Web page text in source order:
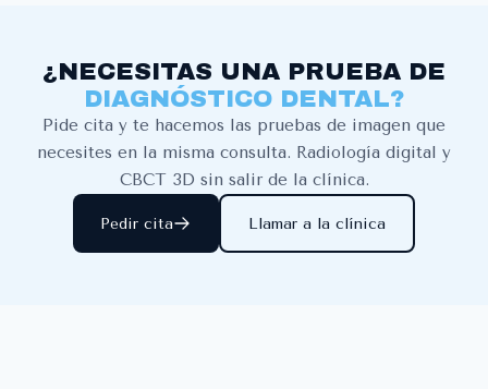
¿NECESITAS UNA PRUEBA DE
DIAGNÓSTICO DENTAL?
Pide cita y te hacemos las pruebas de imagen que
necesites en la misma consulta. Radiología digital y
CBCT 3D sin salir de la clínica.
Pedir cita Llamar a la clínica